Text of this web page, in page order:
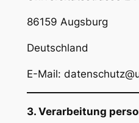
86159 Augsburg
Deutschland
E-Mail:
3. Verarbeitung